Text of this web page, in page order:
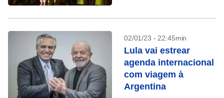
02/01/23 - 22:45min
Lula vai estrear
agenda internacional
com viagem à
Argentina